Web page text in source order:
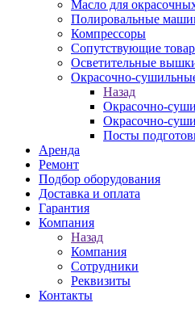
Масло для
Полировальные
Компрессоры
Сопутствующие
Осветительные
Окрасочно-
Назад
Окрасочно-
Окрасочно-
Посты
Аренда
Ремонт
Подбор оборудования
Доставка и оплата
Гарантия
Компания
Назад
Компания
Сотрудники
Реквизиты
Контакты